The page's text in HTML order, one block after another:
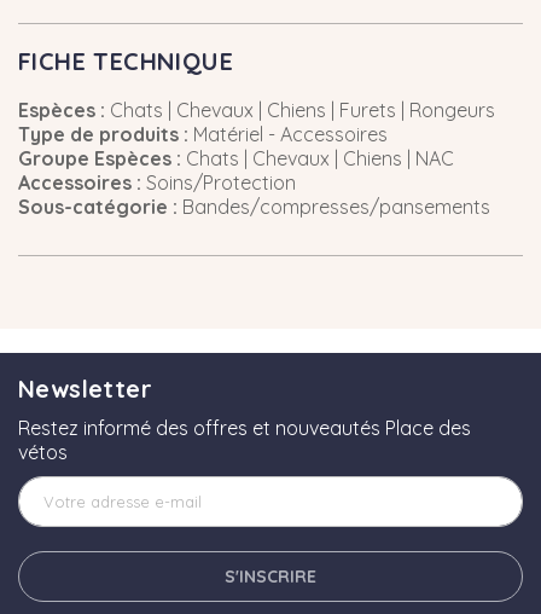
FICHE TECHNIQUE
Espèces : Chats | Chevaux | Chiens | Furets | Rongeurs
Type de produits : Matériel - Accessoires
Groupe Espèces : Chats | Chevaux | Chiens | NAC
Accessoires : Soins/Protection
Sous-catégorie : Bandes/compresses/pansements
Newsletter
Restez informé des offres et nouveautés Place des
vétos
S'INSCRIRE